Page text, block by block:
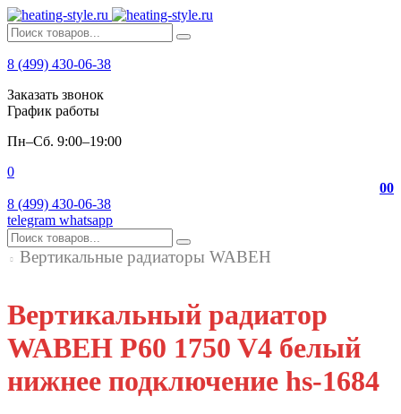
8 (499) 430-06-38
Заказать звонок
График работы
Пн–Сб. 9:00–19:00
0
00
8 (499) 430-06-38
telegram whatsapp
Вертикальные радиаторы WABEH
Вертикальный радиатор
WABEH P60 1750 V4 белый
нижнее подключение hs-1684